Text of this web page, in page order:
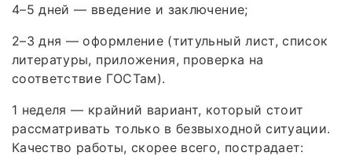
4–5 дней — введение и заключение;
2–3 дня — оформление (титульный лист, список
литературы, приложения, проверка на
соответствие ГОСТам).
1 неделя — крайний вариант, который стоит
рассматривать только в безвыходной ситуации.
Качество работы, скорее всего, пострадает: